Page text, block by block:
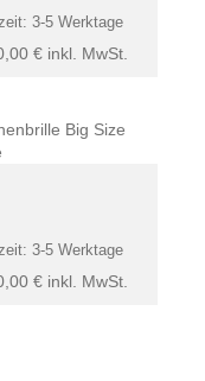
€ inkl. MwSt.
3-5 Werktage
€ inkl. MwSt.
3-5 Werktage